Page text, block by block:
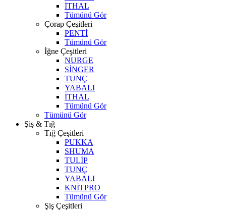
İTHAL
Tümünü Gör
Çorap Çeşitleri
PENTİ
Tümünü Gör
İğne Çeşitleri
NURGE
SİNGER
TUNÇ
YABALI
İTHAL
Tümünü Gör
Tümünü Gör
Şiş & Tığ
Tığ Çeşitleri
PUKKA
SHUMA
TULİP
TUNÇ
YABALI
KNİTPRO
Tümünü Gör
Şiş Çeşitleri